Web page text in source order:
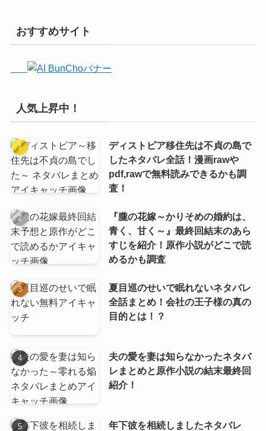
おすすめサイト
人気上昇中！
ディストピア移住先は不貞の島で
したネタバレ全話！漫画rawや
pdf,rawで無料読みできるかも調
査！
『朧の花嫁～かりそめの婚約は、
青く、甘く～』最終回結末のあら
すじを紹介！原作小説がどこで読
めるかも調査
夏目巡のせいで眠れないネタバレ
全話まとめ！会社の王子様の真の
目的とは！？
夫の愛を妻は知らなかったネタバ
レまとめと原作小説の結末最終回
紹介！
年下彼を相続しましたネタバレ